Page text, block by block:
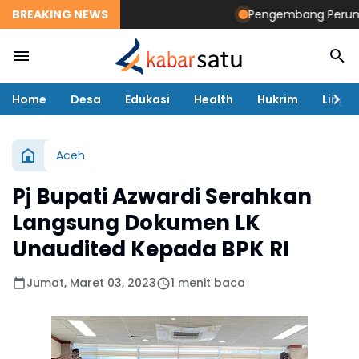
BREAKING NEWS Pengembang
Home Desa Edukasi Health Hukrim
Aceh
Pj Bupati Azwardi Serahkan
Langsung Dokumen LK
Unaudited Kepada BPK RI
Jumat, Maret 03, 2023 1 menit baca